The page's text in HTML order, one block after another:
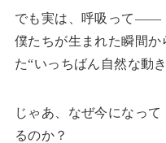
でも実は、呼吸って――
僕たちが生まれた瞬間か
た“いっちばん自然な動
じゃあ、なぜ今になっ
るのか？